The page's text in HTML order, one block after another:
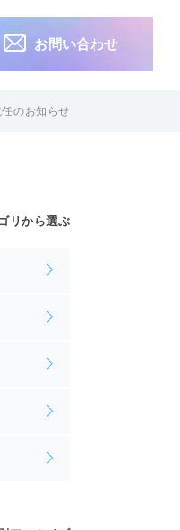
お問い合わせ
のお知らせ
リから選ぶ